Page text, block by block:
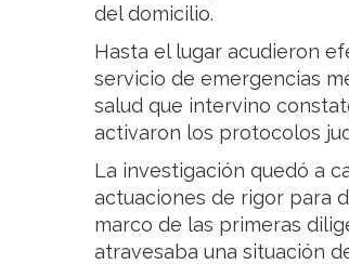
del domicilio.
Hasta el lugar acudieron
servicio de emergencias
salud que intervino
activaron los protocolos
La investigación quedó a
actuaciones de rigor para
marco de las primeras
atravesaba una situación